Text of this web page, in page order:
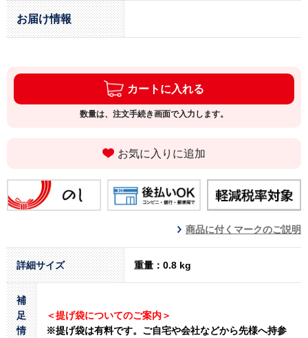
お届け情報
カートに入れる
数量は、注文手続き画面で入力します。
お気に入りに追加
商品に付くマークのご説明
詳細サイズ 重量：0.8 kg
補
足
情
＜提げ袋についてのご案内＞
※提げ袋は有料です。 ご自宅や会社などから先様へ持参